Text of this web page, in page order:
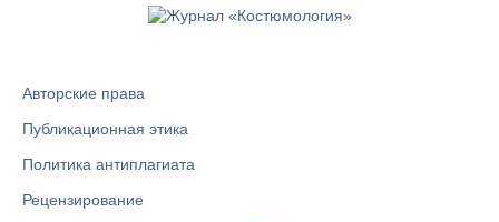
Авторские права
Публикационная этика
Политика антиплагиата
Рецензирование